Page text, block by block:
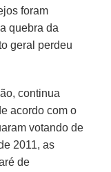
foram
quebra da
geral perdeu
continua
acordo com o
votando de
2011, as
de